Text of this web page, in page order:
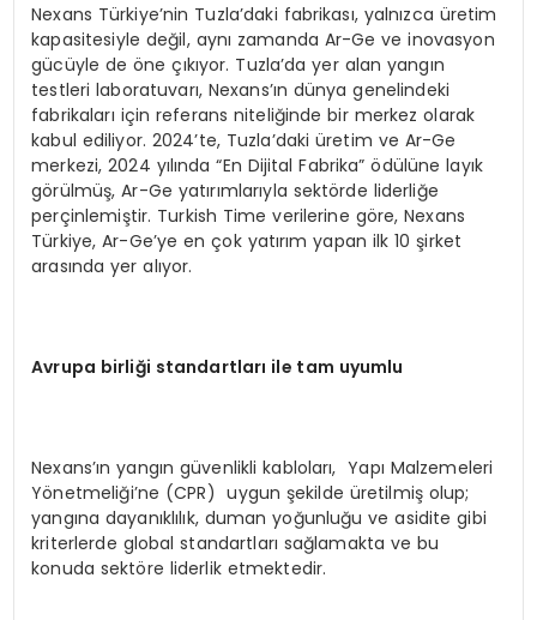
Nexans Türkiye’nin Tuzla’daki fabrikası, yalnızca üretim
kapasitesiyle değil, aynı zamanda Ar-Ge ve inovasyon
gücüyle de öne çıkıyor. Tuzla’da yer alan yangın
testleri laboratuvarı, Nexans’ın dünya genelindeki
fabrikaları için referans niteliğinde bir merkez olarak
kabul ediliyor. 2024’te, Tuzla’daki üretim ve Ar-Ge
merkezi, 2024 yılında “En Dijital Fabrika” ödülüne layık
görülmüş, Ar-Ge yatırımlarıyla sektörde liderliğe
perçinlemiştir. Turkish Time verilerine göre, Nexans
Türkiye, Ar-Ge’ye en çok yatırım yapan ilk 10 şirket
arasında yer alıyor.
Avrupa birliği standartları ile tam uyumlu
Nexans’ın yangın güvenlikli kabloları, Yapı Malzemeleri
Yönetmeliği’ne (CPR) uygun şekilde üretilmiş olup;
yangına dayanıklılık, duman yoğunluğu ve asidite gibi
kriterlerde global standartları sağlamakta ve bu
konuda sektöre liderlik etmektedir.